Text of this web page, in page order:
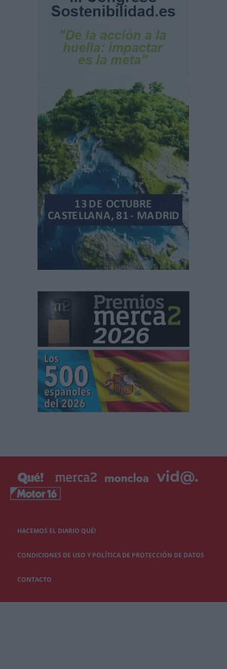
HACEMOS EL DIARIO QUÉ!
CONDICIONES DE USO Y POLÍTICA DE PROTECCIÓN DE DATOS
CONTACTO